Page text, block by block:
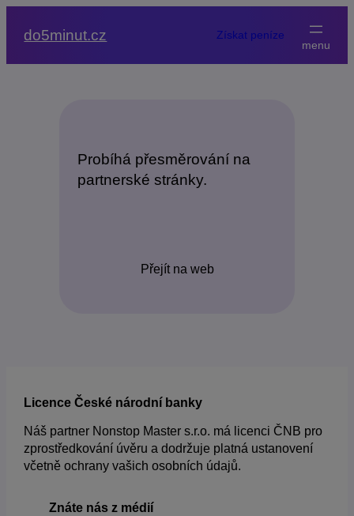
do5minut.cz Získat peníze
Probíhá přesměrování na
partnerské stránky.
Přejít na web
Licence České národní banky
Náš partner Nonstop Master s.r.o. má licenci ČNB pro
zprostředkování úvěru a dodržuje platná ustanovení
včetně ochrany vašich osobních údajů.
Znáte nás z médií